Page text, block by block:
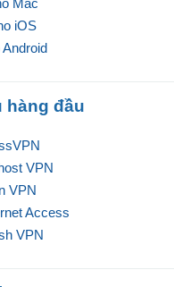
iOS
hàng đầu
VPN
VPN
Access
VPN